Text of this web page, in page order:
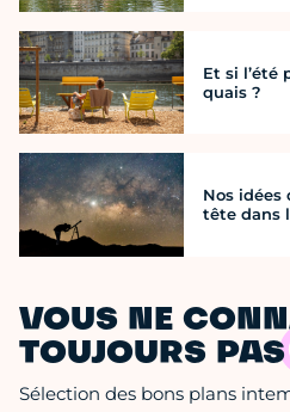
Et si l’été
quais ?
Nos idées
tête dans
VOUS NE
TOUJOURS
Sélection des bons plans